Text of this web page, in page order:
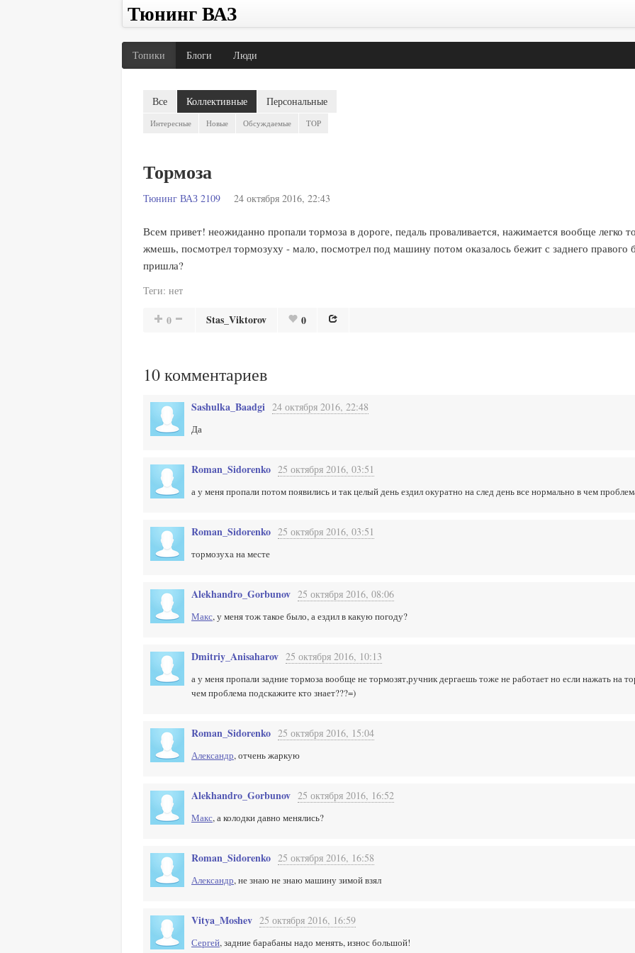
Тюнинг ВАЗ
Топики Блоги Люди
Все Коллективные Персональные
Интересные Новые Обсуждаемые TOP
Тормоза
Тюнинг ВАЗ 2109 24 октября 2016, 22:43
Всем привет! неожиданно пропали тормоза в дороге, педаль проваливается, нажимается вообще легко
жмешь, посмотрел тормозуху - мало, посмотрел под машину потом оказалось бежит с заднего правого
пришла?
Теги: нет
0 Stas_Viktorov 0
10комментариев
Sashulka_Baadgi 24 октября 2016, 22:48
Да
Roman_Sidorenko 25 октября 2016, 03:51
а у меня пропали потом появились и так целый день ездил окуратно на след день все нормально в чем
Roman_Sidorenko 25 октября 2016, 03:51
тормозуxa на месте
Alekhandro_Gorbunov 25 октября 2016, 08:06
Макс, у меня тож такое было, а ездил в какую погоду?
Dmitriy_Anisaharov 25 октября 2016, 10:13
а у меня пропали задние тормоза вообще не тормозят,ручник дергаешь тоже не работает но если нажать на
чем проблема подскажите кто знает???=)
Roman_Sidorenko 25 октября 2016, 15:04
Александр, отчень жаркую
Alekhandro_Gorbunov 25 октября 2016, 16:52
Макс, а колодки давно менялись?
Roman_Sidorenko 25 октября 2016, 16:58
Александр, не знаю не знаю машину зимой взял
Vitya_Moshev 25 октября 2016, 16:59
Сергей, задние барабаны надо менять, износ большой!